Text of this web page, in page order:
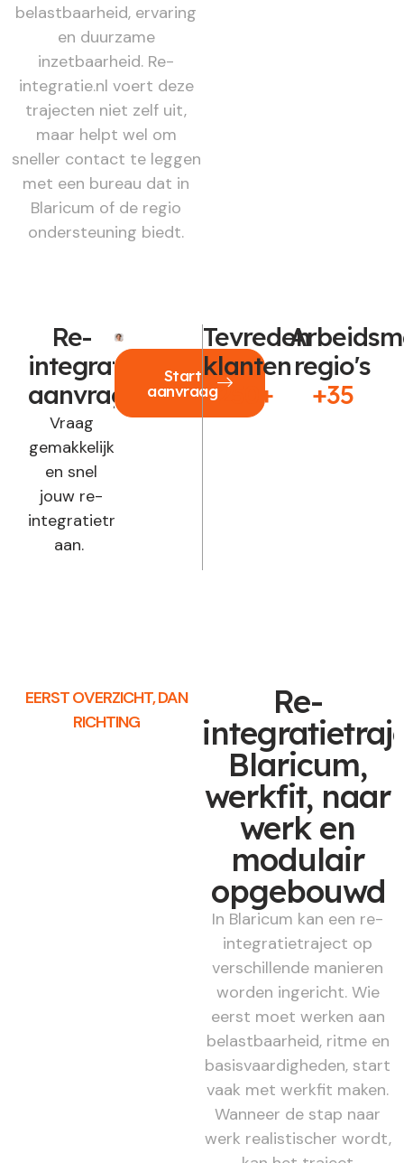
belastbaarheid, ervaring
en duurzame
inzetbaarheid. Re-
integratie.nl voert deze
trajecten niet zelf uit,
maar helpt wel om
sneller contact te leggen
met een bureau dat in
Blaricum of de regio
ondersteuning biedt.
Re-
integratie
aanvragen?
Vraag
gemakkelijk
en snel
jouw re-
integratietraject
aan.
Start
aanvraag
Tevreden
klanten
250+
regio's
+35
EERST OVERZICHT, DAN
RICHTING
Re-
Blaricum,
werkfit, naar
werk en
modulair
opgebouwd
In Blaricum kan een re-
integratietraject op
verschillende manieren
worden ingericht. Wie
eerst moet werken aan
belastbaarheid, ritme en
basisvaardigheden, start
vaak met werkfit maken.
Wanneer de stap naar
werk realistischer wordt,